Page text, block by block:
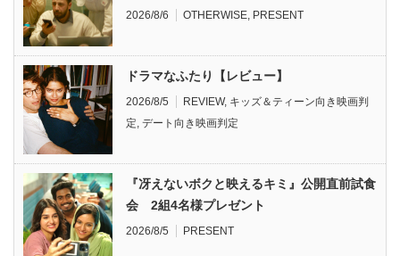
2026/8/6 OTHERWISE, PRESENT
ドラマなふたり【レビュー】
2026/8/5 REVIEW, キッズ＆ティーン向き映画判
定, デート向き映画判定
『冴えないボクと映えるキミ』公開直前試食
会 2組4名様プレゼント
2026/8/5 PRESENT